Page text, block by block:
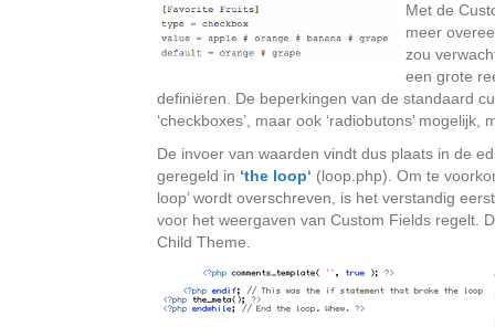
Met de
meer
zou
een grote
definiëren. De beperkingen van de standaard
‘checkboxes’, maar ook ‘radiobutons’
De invoer van waarden vindt dus plaats in de
geregeld in ‘the loop‘ (loop.php). Om te
loop’ wordt overschreven, is het verstandig
voor het weergaven van Custom Fields regelt.
Child Theme.